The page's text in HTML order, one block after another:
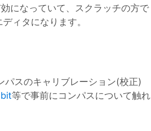
になっていて、スクラッチの方で
ィタになります。
スのキャリブレーション(校正)
等で事前にコンパスについて触れ